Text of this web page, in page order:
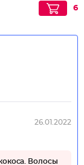
26.01.2022
Волосы